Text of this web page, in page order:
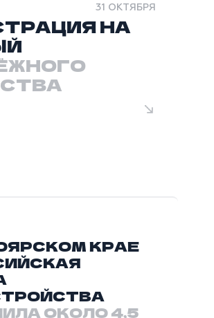
31 ОКТЯБРЯ
НА
КРАЕ
ОКОЛО 4,5